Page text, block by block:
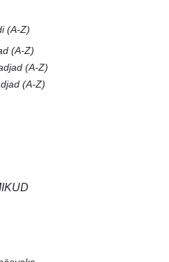
(A-Z)
(A-Z)
(A-Z)
(A-Z)